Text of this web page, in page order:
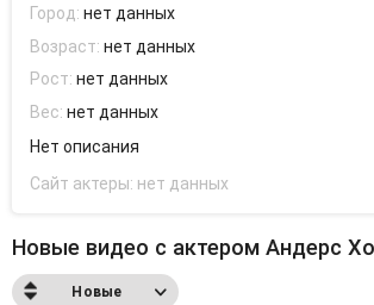
Город:нет данных
Возраст:нет данных
Рост:нет данных
Вес:нет данных
Нет описания
Сайт актеры: нет данных
Новые видео с актером Андерс
Новые